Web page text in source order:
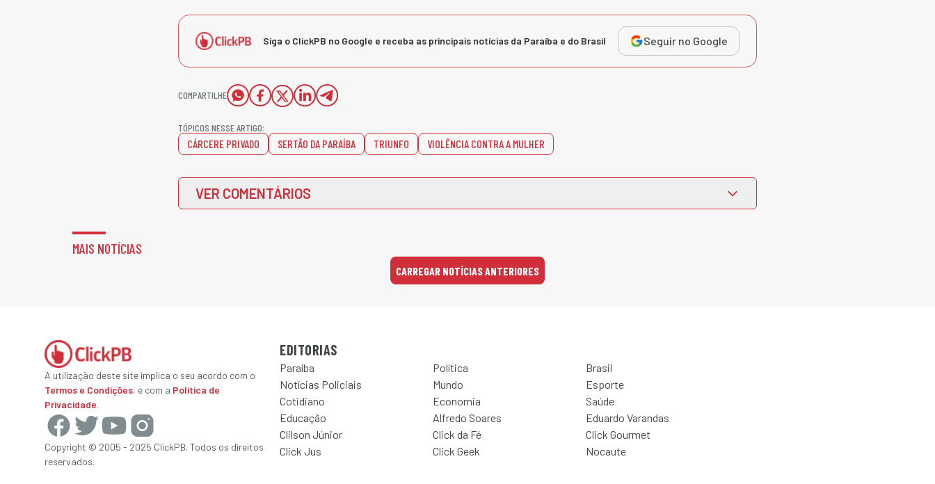
Siga o ClickPB no Google e receba as principais notícias da Paraíba e do Brasil Seguir no Google
COMPARTILHE
TÓPICOS NESSE ARTIGO:
CÁRCERE PRIVADO SERTÃO DA PARAÍBA TRIUNFO VIOLÊNCIA CONTRA A MULHER
VER COMENTÁRIOS
MAIS NOTÍCIAS
CARREGAR NOTÍCIAS ANTERIORES
A utilização deste site implica o seu acordo com o
Termos e Condições, e com a Política de
Privacidade.
Copyright © 2005 - 2025 ClickPB. Todos os direitos
reservados.
EDITORIAS
Paraíba Política
Brasil
Notícias Policiais
Mundo
Esporte
Cotidiano
Economia
Saúde
Educação
Alfredo Soares
Eduardo Varandas
Clilson Júnior
Click da Fé
Click Gourmet
Click Jus
Click Geek Nocaute